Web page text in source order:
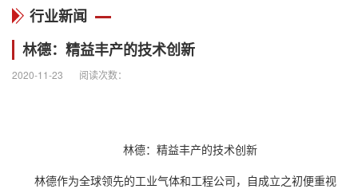
行业新闻
林德：精益丰产的技术创新
2020-11-23 阅读次数：
林德：精益丰产的技术创新
林德作为全球领先的工业气体和工程公司，自成立之初便重视